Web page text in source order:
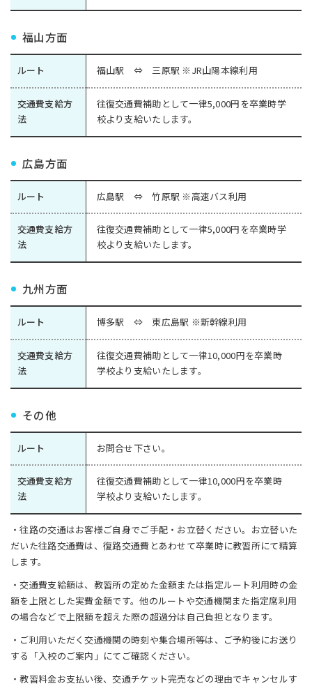
福山方面
ルート 福山駅 ⇔ 三原駅 ※JR山陽本線利用
交通費支給方
法
往復交通費補助として一律5,000円を卒業時学
校より支給いたします。
広島方面
ルート 広島駅 ⇔ 竹原駅 ※高速バス利用
交通費支給方
法
往復交通費補助として一律5,000円を卒業時学
校より支給いたします。
九州方面
ルート 博多駅 ⇔ 東広島駅 ※新幹線利用
交通費支給方
法
往復交通費補助として一律10,000円を卒業時
学校より支給いたします。
その他
ルート お問合せ下さい。
交通費支給方
法
往復交通費補助として一律10,000円を卒業時
学校より支給いたします。
・往路の交通はお客様ご自身でご手配・お立替ください。お立替いた
だいた往路交通費は、復路交通費とあわせて卒業時に教習所にて精算
します。
・交通費支給額は、教習所の定めた金額または指定ルート利用時の金
額を上限とした実費金額です。他のルートや交通機関また指定席利用
の場合などで上限額を超えた際の超過分は自己負担となります。
・ご利用いただく交通機関の時刻や集合場所等は、ご予約後にお送り
する「入校のご案内」にてご確認ください。
・教習料金お支払い後、交通チケット完売などの理由でキャンセルす